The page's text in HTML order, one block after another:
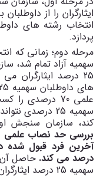
ایثارگران را از
انتخاب رشته های
پردازد.
مرحله دوم؛ زمانی که
سهمیه آزاد تمام شد،
25 درصد
علمی 70
کند، سازمان سنجش
درصد می کند. حاصل
سهمیه 25 درصد ایثارگران باید کسب کنند.